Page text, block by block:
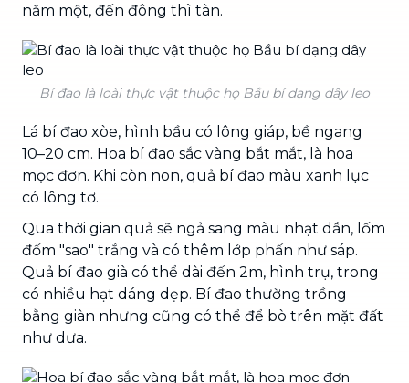
năm một, đến đông thì tàn.
Bí đao là loài thực vật thuộc họ Bầu bí dạng dây leo
Lá bí đao xòe, hình bầu có lông giáp, bề ngang
10–20 cm. Hoa bí đao sắc vàng bắt mắt, là hoa
mọc đơn. Khi còn non, quả bí đao màu xanh lục
có lông tơ.
Qua thời gian quả sẽ ngả sang màu nhạt dần, lốm
đốm "sao" trắng và có thêm lớp phấn như sáp.
Quả bí đao già có thể dài đến 2m, hình trụ, trong
có nhiều hạt dáng dẹp. Bí đao thường trồng
bằng giàn nhưng cũng có thể để bò trên mặt đất
như dưa.